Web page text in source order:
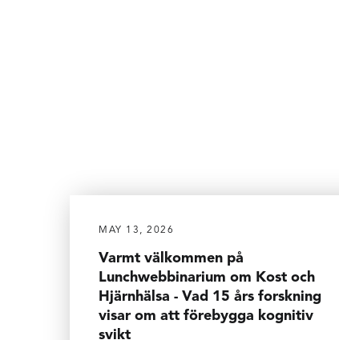
MAY 13, 2026
Varmt välkommen på
Lunchwebbinarium om Kost och
Hjärnhälsa - Vad 15 års forskning
visar om att förebygga kognitiv
svikt